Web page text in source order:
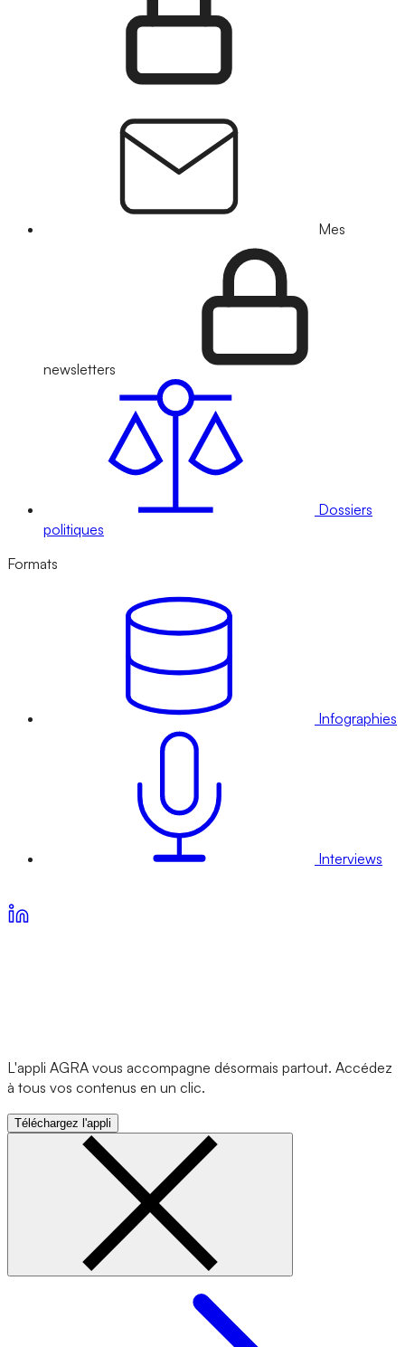
Mes
newsletters
Dossiers
politiques
Formats
Infographies
Interviews
L'appli AGRA vous accompagne désormais partout. Accédez
à tous vos contenus en un clic.
Téléchargez l'appli